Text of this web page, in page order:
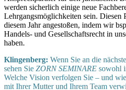
werden sicherlich einige neue
Lehrgangsmöglichkeiten sein. Diesen
diesem Jahr angestoßen, indem wir
Handels- und Gesellschaftsrecht in
haben.
Klingenberg: Wenn Sie an die
sehen Sie ZORN SEMINARE sowohl
Welche Vision verfolgen Sie – und
mit Ihrer Mutter und Ihrem Team